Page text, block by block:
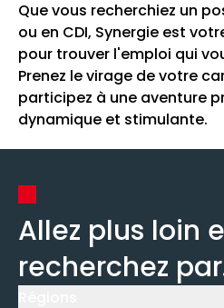
Que vous recherchiez un
ou en CDI, Synergie est
pour trouver l'emploi qui
Prenez le virage de votre
participez à une aventure
dynamique et stimulante.
Allez plus loin
recherchez